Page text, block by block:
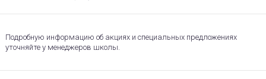
Подробную информацию об акциях и специальных предложениях
уточняйте у менеджеров школы.